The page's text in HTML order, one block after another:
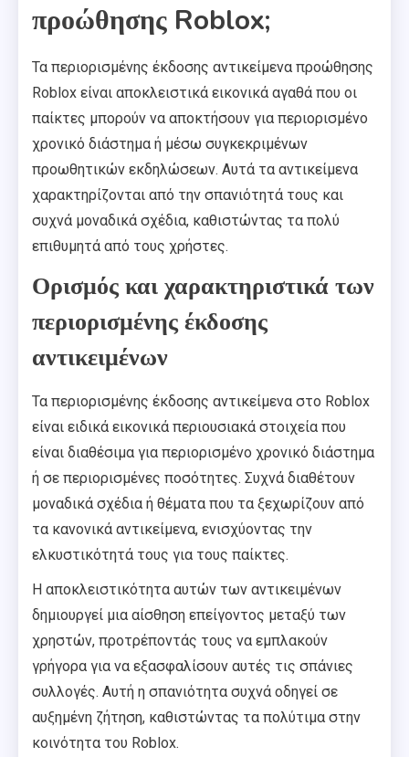
προώθησης Roblox;
Τα περιορισμένης έκδοσης αντικείμενα προώθησης
Roblox είναι αποκλειστικά εικονικά αγαθά που οι
παίκτες μπορούν να αποκτήσουν για περιορισμένο
χρονικό διάστημα ή μέσω συγκεκριμένων
προωθητικών εκδηλώσεων. Αυτά τα αντικείμενα
χαρακτηρίζονται από την σπανιότητά τους και
συχνά μοναδικά σχέδια, καθιστώντας τα πολύ
επιθυμητά από τους χρήστες.
Ορισμός και χαρακτηριστικά των
περιορισμένης έκδοσης
αντικειμένων
Τα περιορισμένης έκδοσης αντικείμενα στο Roblox
είναι ειδικά εικονικά περιουσιακά στοιχεία που
είναι διαθέσιμα για περιορισμένο χρονικό διάστημα
ή σε περιορισμένες ποσότητες. Συχνά διαθέτουν
μοναδικά σχέδια ή θέματα που τα ξεχωρίζουν από
τα κανονικά αντικείμενα, ενισχύοντας την
ελκυστικότητά τους για τους παίκτες.
Η αποκλειστικότητα αυτών των αντικειμένων
δημιουργεί μια αίσθηση επείγοντος μεταξύ των
χρηστών, προτρέποντάς τους να εμπλακούν
γρήγορα για να εξασφαλίσουν αυτές τις σπάνιες
συλλογές. Αυτή η σπανιότητα συχνά οδηγεί σε
αυξημένη ζήτηση, καθιστώντας τα πολύτιμα στην
κοινότητα του Roblox.